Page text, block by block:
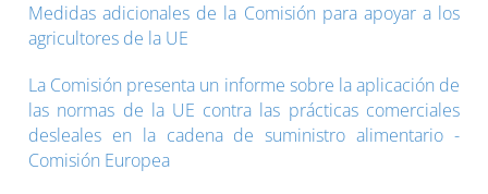
Medidas adicionales de la Comisión para apoyar a los
agricultores de la UE
La Comisión presenta un informe sobre la aplicación de
las normas de la UE contra las prácticas comerciales
desleales en la cadena de suministro alimentario -
Comisión Europea